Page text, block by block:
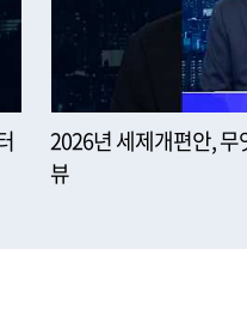
2026년 세제개편안, 무
뷰